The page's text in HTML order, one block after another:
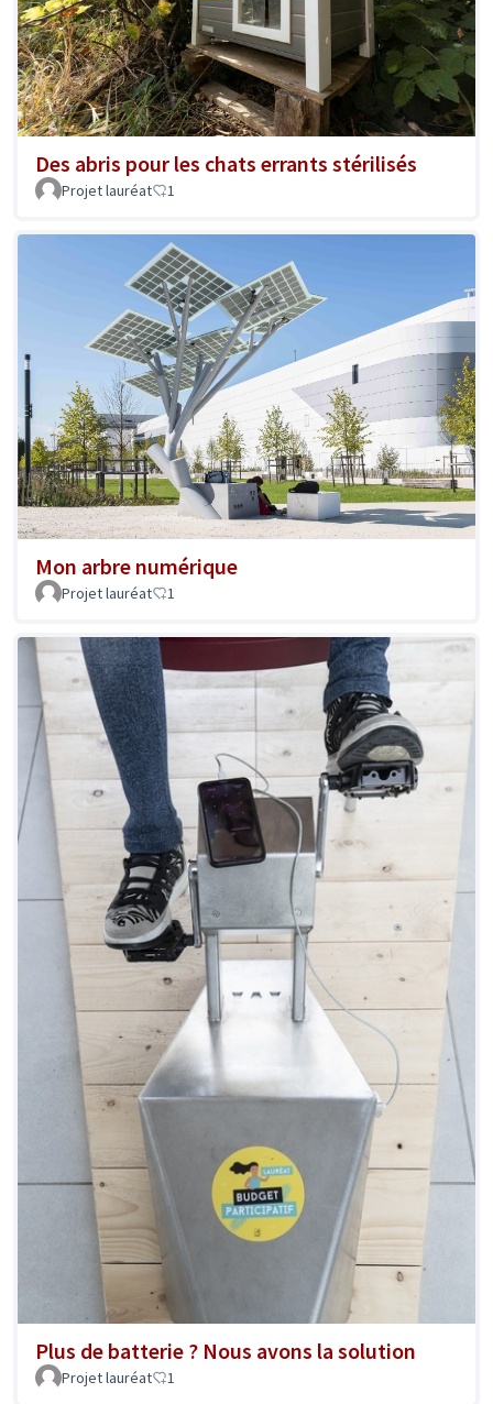
Des abris pour les chats errants stérilisés
Projet lauréat 1
Mon arbre numérique
Projet lauréat 1
Plus de batterie ? Nous avons la solution
Projet lauréat 1